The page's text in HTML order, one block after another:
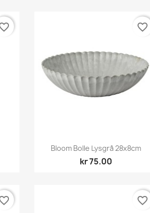
Hurtigvisning
Bloom Bolle Lysgrå 28x8cm
kr 75.00
favorite_border
favorite_border